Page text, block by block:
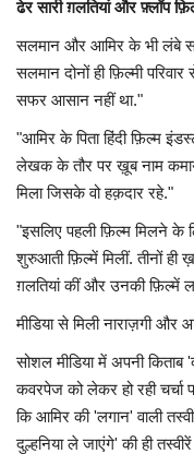
ढेर सारीग़लतियांऔरफ़्लॉप
सलमान और आमिर के भी लंबे
सलमान दोनों ही फ़िल्मी
सफर आसान नहीं था."
"आमिर के पिता हिंदी फ़िल्म
लेखक के तौर पर ख़ूब नाम
मिला जिसके वो हक़दार रहे."
"इसलिए पहली फ़िल्म मिलने के
शुरुआती फ़िल्में मिलीं. तीनों ही
ग़लतियां कीं और उनकी फ़िल्में
मीडिया से मिली नाराज़गी और
सोशल मीडिया में अपनी
कवरपेज को लेकर हो रही चर्चा
कि आमिर की 'लगान' वाली
दुल्हनिया ले जाएंगे' की ही